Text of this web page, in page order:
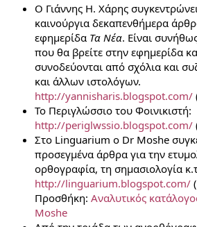
Ο Γιάννης Η. Χάρης
καινούργια δεκαπενθήμερα
εφημερίδα Τα Νέα. Είναι
που θα βρείτε στην εφημερίδα
συνοδεύονται από σχόλια και
και άλλων ιστολόγων.
http://yannisharis.blogspot.com/
Το Περιγλώσσιο του Φοινικιστή:
http://periglwssio.blogspot.com/
Στο Linguarium ο Dr Moshe
προσεγμένα άρθρα για την
ορθογραφία, τη σημασιολογία
http://linguarium.blogspot.com/
Προσθήκη: Αναλυτικός
Moshe